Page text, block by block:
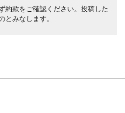
約款をご確認ください。投稿した
とみなします。